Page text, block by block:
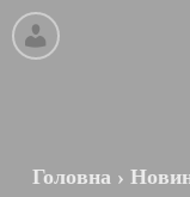
Головна ›